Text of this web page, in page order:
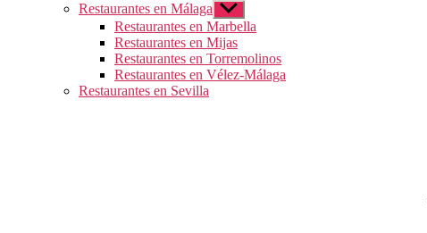
Restaurantes en Málaga Mostrar
el
submenú
Restaurantes en Marbella
Restaurantes en Mijas
Restaurantes en Torremolinos
Restaurantes en Vélez-Málaga
Restaurantes en Sevilla